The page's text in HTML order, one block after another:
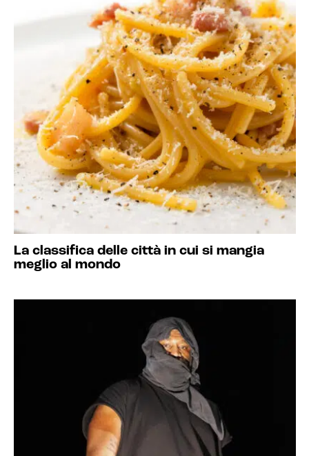
La classifica delle città in cui si mangia
meglio al mondo